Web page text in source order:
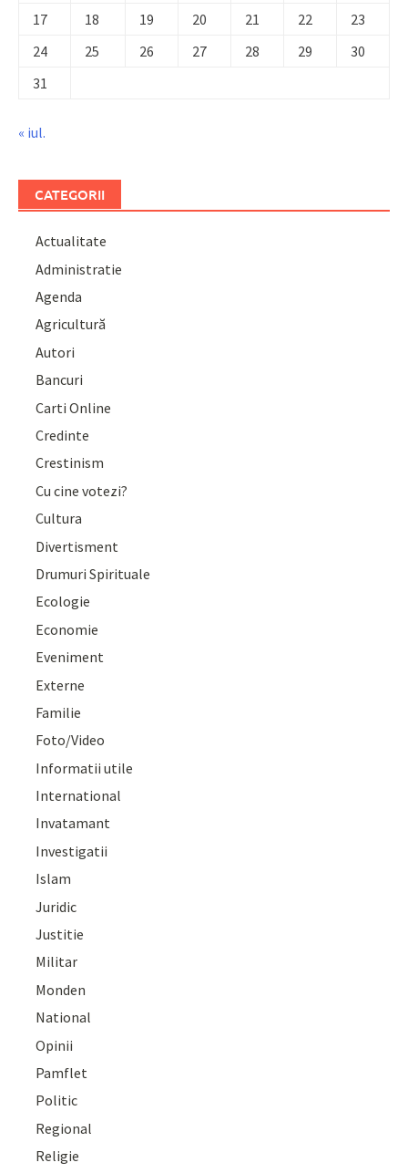
17
18 19 20 21 22
23
24
25 26 27 28 29
30
31
« iul.
CATEGORII
Actualitate
Administratie
Agenda
Agricultură
Autori
Bancuri
Carti Online
Credinte
Crestinism
Cu cine votezi?
Cultura
Divertisment
Drumuri Spirituale
Ecologie
Economie
Eveniment
Externe
Familie
Foto/Video
Informatii utile
International
Invatamant
Investigatii
Islam
Juridic
Justitie
Militar
Monden
National
Opinii
Pamflet
Politic
Regional
Religie